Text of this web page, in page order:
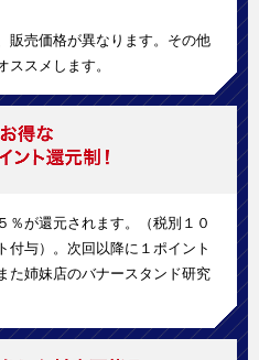
販売価格が異なります。その他
スメします。
％が還元されます。（税別１０
付与）。次回以降に１ポイント
た姉妹店のバナースタンド研究